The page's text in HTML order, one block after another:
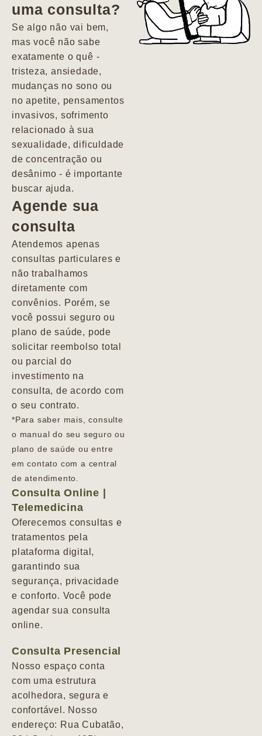
depressão e
agitação com
pensamentos
uma consulta?
Se algo não vai bem,
mas você não sabe
exatamente o quê -
tristeza, ansiedade,
mudanças no sono ou
no apetite, pensamentos
invasivos, sofrimento
relacionado à sua
sexualidade, dificuldade
de concentração ou
desânimo - é importante
buscar ajuda.
Agende sua
consulta
Atendemos apenas
consultas particulares e
não trabalhamos
diretamente com
convênios. Porém, se
você possui seguro ou
plano de saúde, pode
solicitar reembolso total
ou parcial do
investimento na
consulta, de acordo com
o seu contrato.
*Para saber mais, consulte
o manual do seu seguro ou
plano de saúde ou entre
em contato com a central
de atendimento.
Consulta Online |
Telemedicina
Oferecemos consultas e
tratamentos pela
plataforma digital,
garantindo sua
segurança, privacidade
e conforto. Você pode
agendar sua consulta
online.
Consulta Presencial
Nosso espaço conta
com uma estrutura
acolhedora, segura e
confortável. Nosso
endereço: Rua Cubatão,